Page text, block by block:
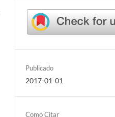
Publicado
2017-01-01
Como Citar